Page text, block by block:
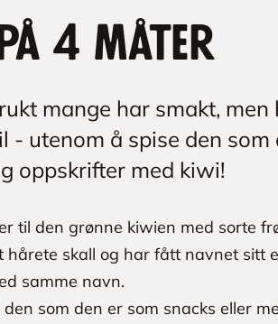
4 måter
mange har smakt,
- utenom å spise den som
oppskrifter med kiwi!
til den grønne kiwien med sorte
skall og har fått navnet sitt
samme navn.
som den er som snacks eller